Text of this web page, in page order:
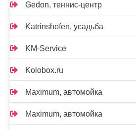
Gedon, теннис-центр
Katrinshofen, усадьба
KM-Service
Kolobox.ru
Maximum, автомойка
Maximum, автомойка